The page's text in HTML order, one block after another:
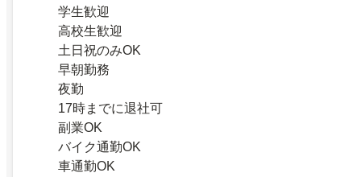
学生歓迎
高校生歓迎
土日祝のみOK
早朝勤務
夜勤
17時までに退社可
副業OK
バイク通勤OK
車通勤OK